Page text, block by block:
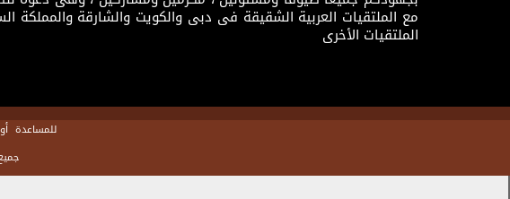
مع الملتقيات العربية الشقيقة فى دبى والكويت والشارقة والمملكة
الملتقيات الأخرى
للمساعدة أو